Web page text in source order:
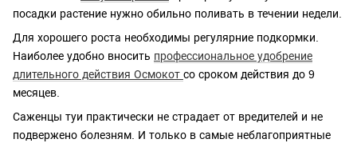
посадки растение нужно обильно поливать в течении недели.
Для хорошего роста необходимы регулярние подкормки.
Наиболее удобно вносить профессиональное удобрение
длительного действия Осмокот со сроком действия до 9
месяцев.
Саженцы туи практически не страдает от вредителей и не
подвержено болезням. И только в самые неблагоприятные